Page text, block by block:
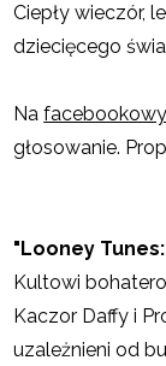
Ciepły wieczór,
dziecięcego
Na
głosowanie.
"Looney
Kultowi
Kaczor Daffy i
uzależnieni od